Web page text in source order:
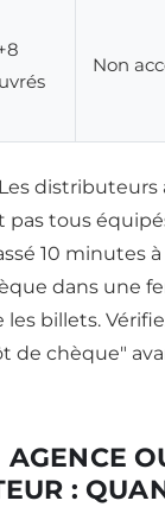
Non
pas tous
10 minutes à
dans une
billets.
de chèque"
: